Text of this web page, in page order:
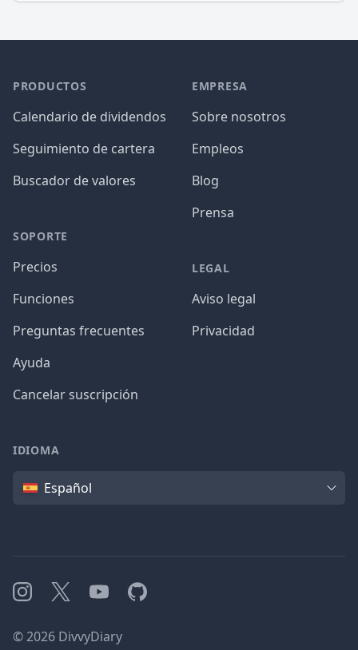
PRODUCTOS
Calendario de dividendos
Seguimiento de cartera
Buscador de valores
SOPORTE
Precios
Funciones
Preguntas frecuentes
Ayuda
Cancelar suscripción
EMPRESA
Sobre nosotros
Empleos
Blog
Prensa
LEGAL
Aviso legal
Privacidad
IDIOMA
IdiomaEspañol
Instagram
X YouTubeGitHub
©2026 DivvyDiary